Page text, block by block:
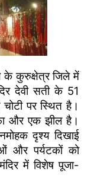
के कुरुक्षेत्र जिले में
देवी सती के 51
पर स्थित है।
और एक झील है।
दृश्य दिखाई
और पर्यटकों को
में विशेष पूजा-